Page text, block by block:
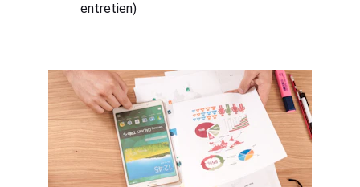
entretien)